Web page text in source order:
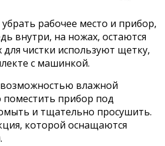
рабочее место и прибор,
внутри, на ножах, остаются
чистки используют щетку,
с машинкой.
влажной
поместить прибор под
и тщательно просушить.
которой оснащаются